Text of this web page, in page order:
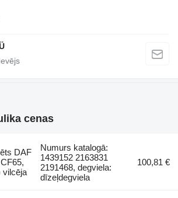
cenas
DAF
vilcēja
Numurs katalogā:
1439152 2163831
2191468, degviela:
dīzeļdegviela
100,81 €